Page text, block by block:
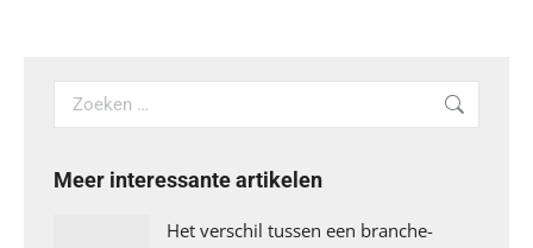
Search:
Meer interessante artikelen
Het verschil tussen een branche-